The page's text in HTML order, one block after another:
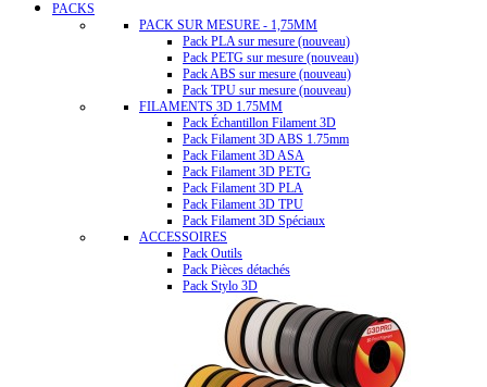
PACKS
PACK SUR MESURE - 1,75MM
Pack PLA sur mesure (nouveau)
Pack PETG sur mesure (nouveau)
Pack ABS sur mesure (nouveau)
Pack TPU sur mesure (nouveau)
FILAMENTS 3D 1.75MM
Pack Échantillon Filament 3D
Pack Filament 3D ABS 1.75mm
Pack Filament 3D ASA
Pack Filament 3D PETG
Pack Filament 3D PLA
Pack Filament 3D TPU
Pack Filament 3D Spéciaux
ACCESSOIRES
Pack Outils
Pack Pièces détachés
Pack Stylo 3D